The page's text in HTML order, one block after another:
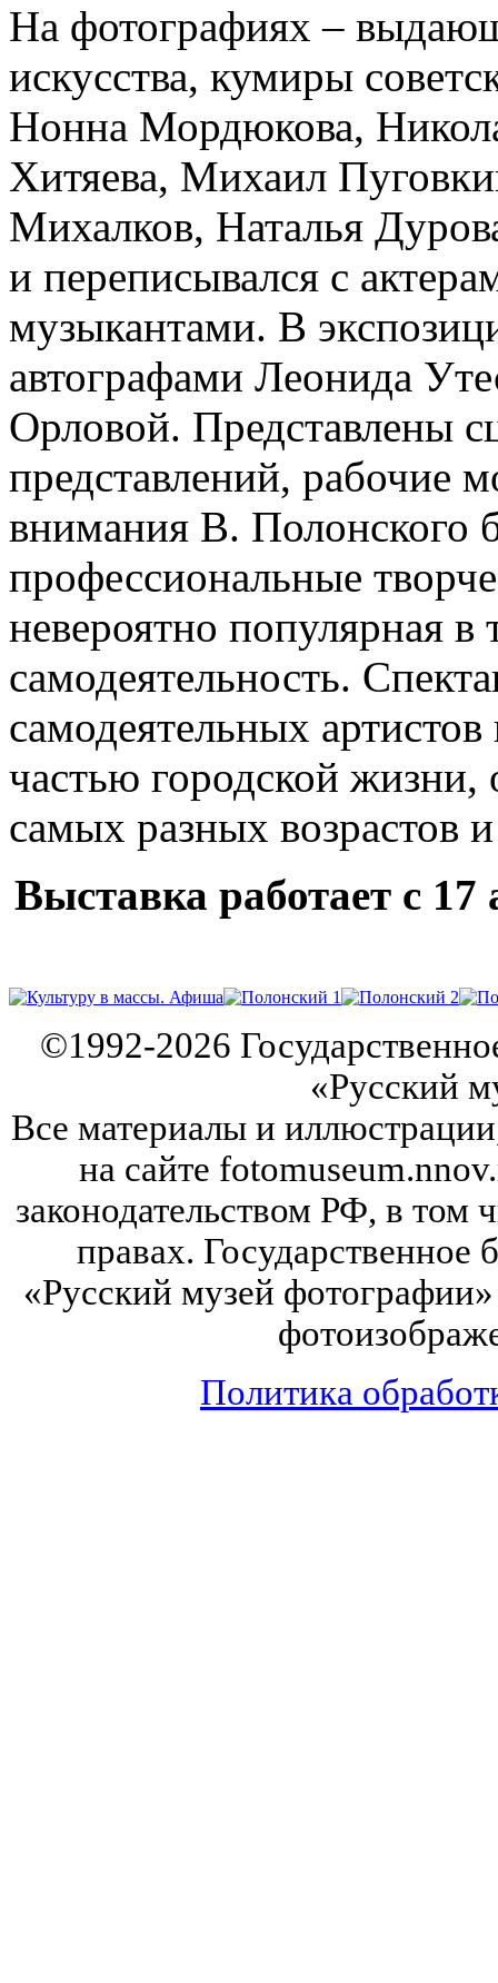
На фотографиях –
искусства, кумиры
Нонна Мордюкова,
Хитяева, Михаил
Михалков, Наталья
и переписывался с
музыкантами. В
автографами Леонида
Орловой. Представлены
представлений, рабочие
внимания В. Полонского
профессиональные
невероятно популярная в
самодеятельность.
самодеятельных
частью городской жизни,
самых разных возрастов
Выставка работает с 17
©1992-2026
«Русский
Все материалы и
на сайте
законодательством РФ, в том
правах.
«Русский музей
Политика